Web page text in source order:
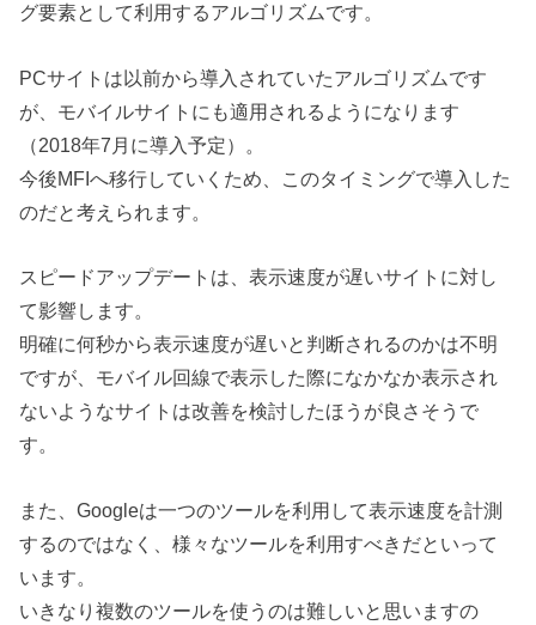
グ要素として利用するアルゴリズムです。
PCサイトは以前から導入されていたアルゴリズムです
が、モバイルサイトにも適用されるようになります
（2018年7月に導入予定）。
今後MFIへ移行していくため、このタイミングで導入した
のだと考えられます。
スピードアップデートは、表示速度が遅いサイトに対し
て影響します。
明確に何秒から表示速度が遅いと判断されるのかは不明
ですが、モバイル回線で表示した際になかなか表示され
ないようなサイトは改善を検討したほうが良さそうで
す。
また、Googleは一つのツールを利用して表示速度を計測
するのではなく、様々なツールを利用すべきだといって
います。
いきなり複数のツールを使うのは難しいと思いますの